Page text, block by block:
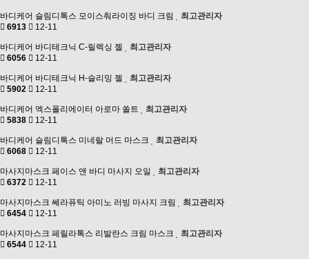
바디케어 슬림디톡스 모이스춰라이징 바디 크림
최고관리자
6913
12-11
바디케어 바디테크닉 C-릴렉싱 젤
최고관리자
6056
12-11
바디케어 바디테크닉 H-슬리밍 젤
최고관리자
5902
12-11
바디케어 엑스폴리에이터 아로마 쏠트
최고관리자
5838
12-11
바디케어 슬림디톡스 미네랄 머드 마스크
최고관리자
6068
12-11
마사지마스크 페이스 앤 바디 마사지 오일
최고관리자
6372
12-11
마사지마스크 쎄라퓨틱 아미노 러빙 마사지 크림
최고관리자
6454
12-11
마사지마스크 페릴라톡스 리발란스 크림 마스크
최고관리자
6544
12-11